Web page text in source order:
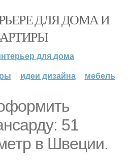
ДЛЯ ДОМА И
для дома
идеи дизайна мебель
51
в Швеции.